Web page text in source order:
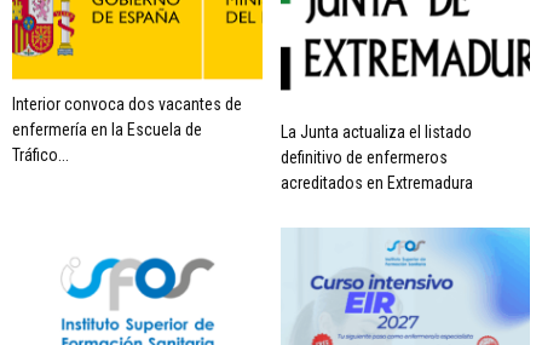
Interior convoca dos vacantes de
enfermería en la Escuela de
Tráfico...
La Junta actualiza el listado
definitivo de enfermeros
acreditados en Extremadura